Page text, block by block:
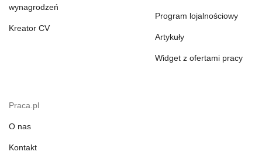
wynagrodzeń
Kreator CV
Program lojalnościowy
Artykuły
Widget z ofertami pracy
Praca.pl
O nas
Kontakt